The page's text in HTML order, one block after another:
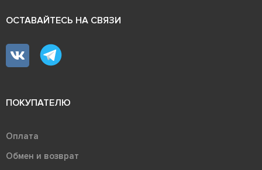
ОСТАВАЙТЕСЬ НА СВЯЗИ
ПОКУПАТЕЛЮ
Оплата
Обмен и возврат